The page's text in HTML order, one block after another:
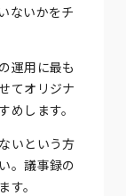
ないかをチ
運用に最も
てオリジナ
します。
いという方
。議事録の
。